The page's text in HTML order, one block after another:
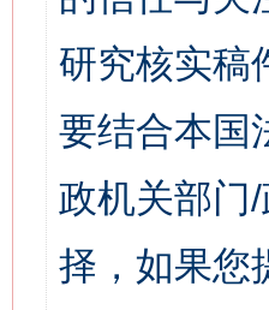
研究核实稿
要结合本国
政机关部门
择，如果您